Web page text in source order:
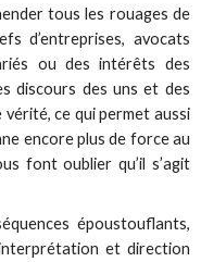
tous les rouages de
d’entreprises, avocats
ou des intérêts des
discours des uns et des
ce qui permet aussi
encore plus de force au
font oublier qu’il s’agit
époustouflants,
interprétation et direction